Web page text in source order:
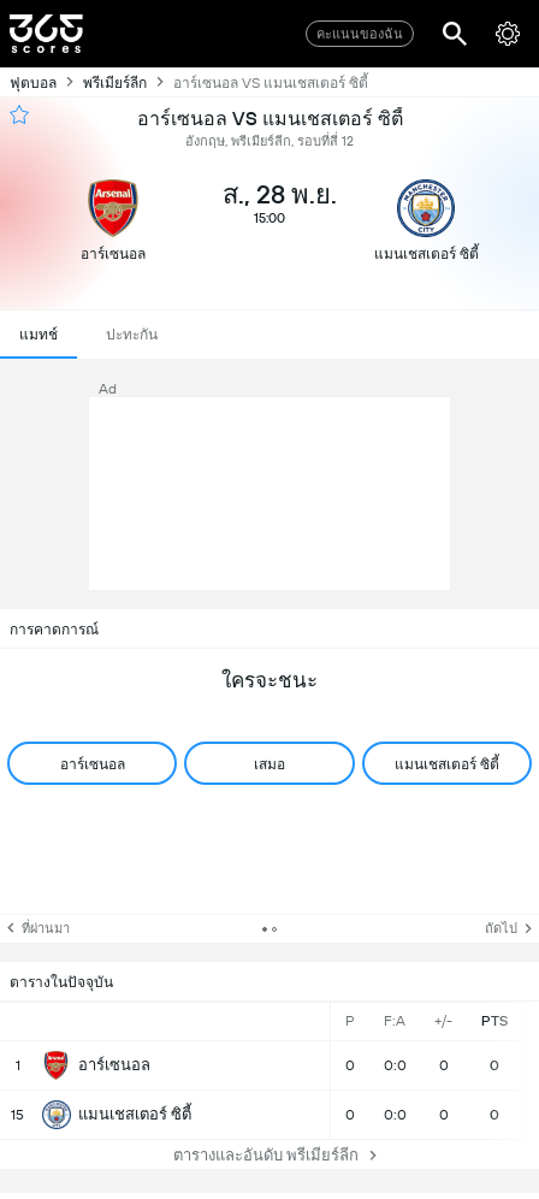
คะแนนของฉัน
ฟุตบอล พรีเมียร์ลีก อาร์เซนอล VS แมนเชสเตอร์ ซิตี้
อาร์เซนอล VS แมนเชสเตอร์ ซิตี้
อังกฤษ, พรีเมียร์ลีก, รอบที่สี่ 12
อาร์เซนอล
ส., 28 พ.ย.
15:00
แมนเชสเตอร์ ซิตี้
แมทช์ ปะทะกัน
Ad
การคาดการณ์
ใครจะชนะ
อาร์เซนอล เสมอ แมนเชสเตอร์ ซิตี้
ที่ผ่านมา ถัดไป
ตารางในปัจจุบัน
P F:A +/- PTS
1 อาร์เซนอล 0 0:0 0 0
15 แมนเชสเตอร์ ซิตี้ 0 0:0 0 0
ตารางและอันดับ พรีเมียร์ลีก